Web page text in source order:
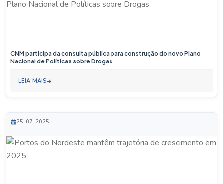
CNM participa da consulta pública para construção do novo Plano
Nacional de Políticas sobre Drogas
LEIA MAIS
25-07-2025